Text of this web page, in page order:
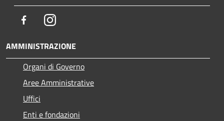
FacebookInstagram
AMMINISTRAZIONE
Organi di Governo
Aree Amministrative
Uffici
Enti e fondazioni